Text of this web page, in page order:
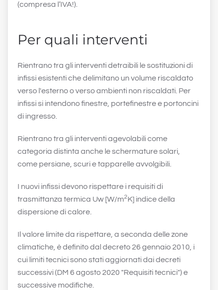
(compresa l’IVA!).
Per quali interventi
Rientrano tra gli interventi detraibili le sostituzioni di
infissi esistenti che delimitano un volume riscaldato
verso l'esterno o verso ambienti non riscaldati. Per
infissi si intendono finestre, portefinestre e portoncini
di ingresso.
Rientrano tra gli interventi agevolabili come
categoria distinta anche le schermature solari,
come persiane, scuri e tapparelle avvolgibili.
I nuovi infissi devono rispettare i requisiti di
trasmittanza termica Uw [W/m2K] indice della
dispersione di calore.
Il valore limite da rispettare, a seconda delle zone
climatiche, è definito dal decreto 26 gennaio 2010, i
cui limiti tecnici sono stati aggiornati dai decreti
successivi (DM 6 agosto 2020 "Requisiti tecnici") e
successive modifiche.